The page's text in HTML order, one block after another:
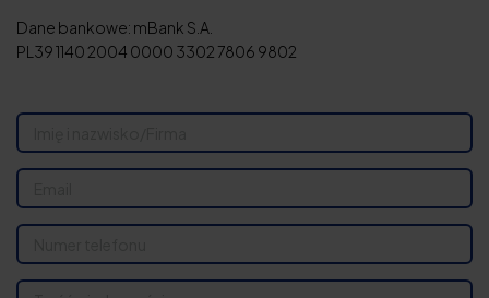
Dane bankowe: mBank S.A.
PL39 1140 2004 0000 3302 7806 9802